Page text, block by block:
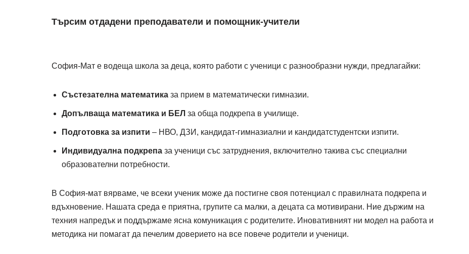
Търсим отдадени преподаватели и помощник-учители
София-Мат е водеща школа за деца, която работи с ученици с разнообразни нужди, предлагайки:
Състезателна математика за прием в математически гимназии.
Допълваща математика и БЕЛ за обща подкрепа в училище.
Подготовка за изпити – НВО, ДЗИ, кандидат-гимназиални и кандидатстудентски изпити.
Индивидуална подкрепа за ученици със затруднения, включително такива със специални
образователни потребности.
В София-мат вярваме, че всеки ученик може да постигне своя потенциал с правилната подкрепа и
вдъхновение. Нашата среда е приятна, групите са малки, а децата са мотивирани. Ние държим на
техния напредък и поддържаме ясна комуникация с родителите. Иновативният ни модел на работа и
методика ни помагат да печелим доверието на все повече родители и ученици.